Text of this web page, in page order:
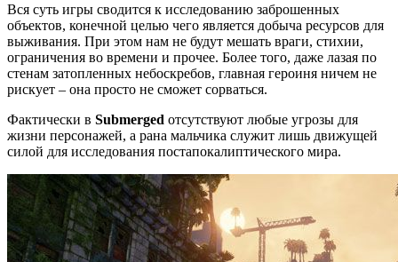
Вся суть игры сводится к исследованию заброшенных
объектов, конечной целью чего является добыча ресурсов для
выживания. При этом нам не будут мешать враги, стихии,
ограничения во времени и прочее. Более того, даже лазая по
стенам затопленных небоскребов, главная героиня ничем не
рискует – она просто не сможет сорваться.
Фактически в Submerged отсутствуют любые угрозы для
жизни персонажей, а рана мальчика служит лишь движущей
силой для исследования постапокалиптического мира.